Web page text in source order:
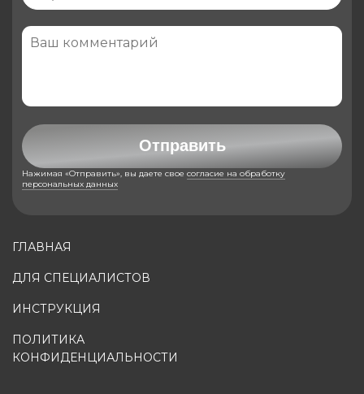
ГЛАВНАЯ
ДЛЯ СПЕЦИАЛИСТОВ
ИНСТРУКЦИЯ
ПОЛИТИКА
КОНФИДЕНЦИАЛЬНОСТИ
Отправить
Нажимая «Отправить», вы даете свое согласие на обработку
персональных данных